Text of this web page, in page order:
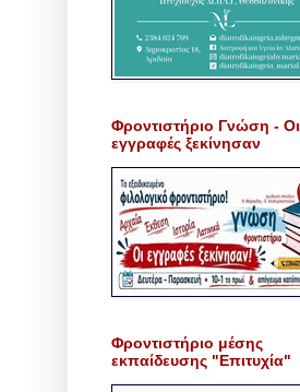
Φροντιστήριο Γνώση - Οι
εγγραφές ξεκίνησαν
Φροντιστήριο μέσης
εκπαίδευσης "Επιτυχία"